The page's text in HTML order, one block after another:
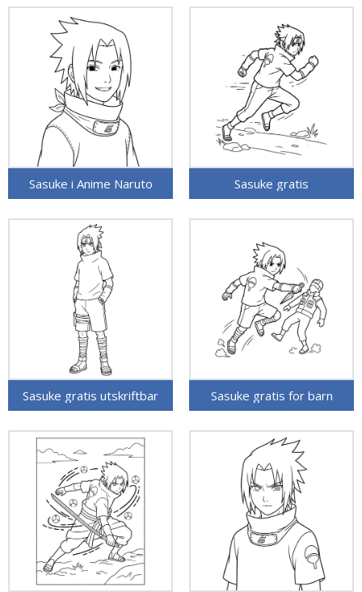
Sasuke i Anime Naruto Sasuke gratis
Sasuke gratis utskriftbar Sasuke gratis for barn